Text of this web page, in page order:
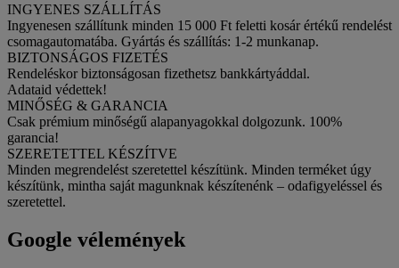
INGYENES SZÁLLÍTÁS
Ingyenesen szállítunk minden 15 000 Ft feletti kosár értékű rendelést
csomagautomatába. Gyártás és szállítás: 1-2 munkanap.
BIZTONSÁGOS FIZETÉS
Rendeléskor biztonságosan fizethetsz bankkártyáddal.
Adataid védettek!
MINŐSÉG & GARANCIA
Csak prémium minőségű alapanyagokkal dolgozunk. 100%
garancia!
SZERETETTEL KÉSZÍTVE
Minden megrendelést szeretettel készítünk. Minden terméket úgy
készítünk, mintha saját magunknak készítenénk – odafigyeléssel és
szeretettel.
Google vélemények